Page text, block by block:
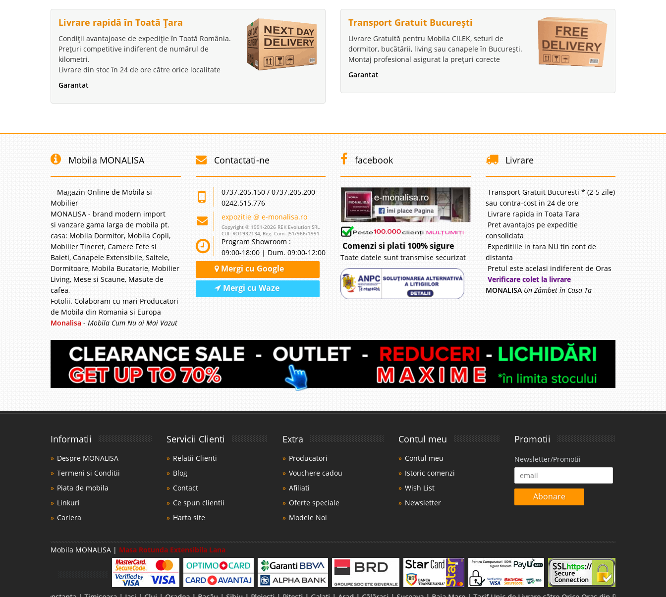
Livrare rapidă în Toată Țara
Condiții avantajoase de expediție în Toată România.
Prețuri competitive indiferent de numărul de
kilometri.
Livrare din stoc în 24 de ore către orice localitate
Garantat
Transport Gratuit București
Livrare Gratuită pentru Mobila CILEK, seturi de
dormitor, bucătării, living sau canapele în București.
Montaj profesional asigurat la prețuri corecte
Garantat
Mobila MONALISA
- Magazin Online de Mobila si
Mobilier
MONALISA - brand modern import
si vanzare gama larga de mobila pt.
casa: Mobila Dormitor, Mobila Copii,
Mobilier Tineret, Camere Fete si
Baieti, Canapele Extensibile, Saltele,
Dormitoare, Mobila Bucatarie, Mobilier
Living, Mese si Scaune, Masute de
cafea,
Fotolii. Colaboram cu mari Producatori
de Mobila din Romania si Europa
Monalisa - Mobila Cum Nu ai Mai Vazut
Contactati-ne
0737.205.150 / 0737.205.200
0242.515.776
expozitie @ e-monalisa.ro
Copyright © 1991-2026 REK Evolution SRL
CUI: RO1932134, Reg. Com. J51/966/1991
Program Showroom :
09:00-18:00 | Dum. 09:00-12:00
Mergi cu Google
Mergi cu Waze
facebook
Comenzi si plati 100% sigure
Toate datele sunt transmise securizat
Livrare
Transport Gratuit Bucuresti * (2-5 zile)
sau contra-cost in 24 de ore
Livrare rapida in Toata Tara
Pret avantajos pe expeditie
consolidata
Expeditiile in tara NU tin cont de
distanta
Pretul este acelasi indiferent de Oras
Verificare colet la livrare
MONALISA Un Zâmbet în Casa Ta
Informatii
Despre MONALISA
Termeni si Conditii
Piata de mobila
Linkuri
Cariera
Servicii Clienti
Relatii Clienti
Blog
Contact
Ce spun clientii
Harta site
Extra
Producatori
Vouchere cadou
Afiliati
Oferte speciale
Modele Noi
Contul meu
Contul meu
Istoric comenzi
Wish List
Newsletter
Promotii
Newsletter/Promotii
Abonare
Mobila MONALISA | Masa Rotunda Extensibila Lana